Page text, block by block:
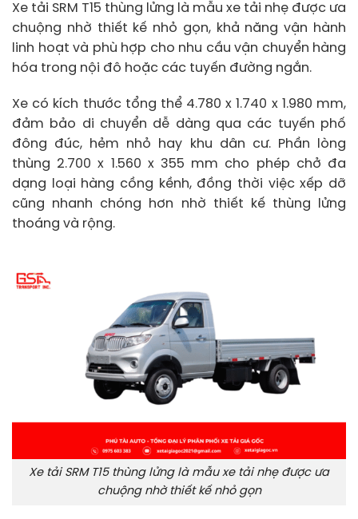
Xe tải SRM T15 thùng lửng là mẫu xe tải nhẹ được ưa
chuộng nhờ thiết kế nhỏ gọn, khả năng vận hành
linh hoạt và phù hợp cho nhu cầu vận chuyển hàng
hóa trong nội đô hoặc các tuyến đường ngắn.
Xe có kích thước tổng thể 4.780 x 1.740 x 1.980 mm,
đảm bảo di chuyển dễ dàng qua các tuyến phố
đông đúc, hẻm nhỏ hay khu dân cư. Phần lòng
thùng 2.700 x 1.560 x 355 mm cho phép chở đa
dạng loại hàng cồng kềnh, đồng thời việc xếp dỡ
cũng nhanh chóng hơn nhờ thiết kế thùng lửng
thoáng và rộng.
Xe tải SRM T15 thùng lửng là mẫu xe tải nhẹ được ưa
chuộng nhờ thiết kế nhỏ gọn